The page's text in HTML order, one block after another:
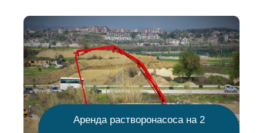
Аренда растворонасоса на 2